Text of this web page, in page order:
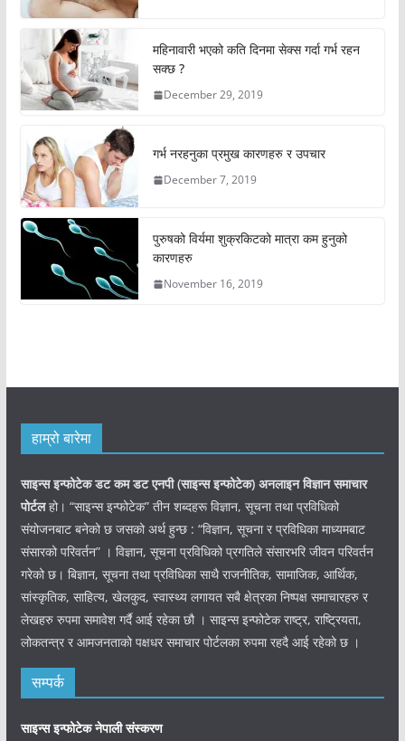
महिनावारी भएको कति दिनमा सेक्स गर्दा गर्भ रहन
सक्छ ?
December 29, 2019
गर्भ नरहनुका प्रमुख कारणहरु र उपचार
December 7, 2019
पुरुषको विर्यमा शुक्रकिटको मात्रा कम हुनुको
कारणहरु
November 16, 2019
हाम्रो बारेमा
साइन्स इन्फोटेक डट कम डट एनपी (साइन्सइन्फोटेक) अनलाइन विज्ञान समाचार
पोर्टलहो। “साइन्स इन्फोटेक” तीन शब्दहरू विज्ञान, सूचना तथा प्रविधिको
संयोजनबाट बनेको छ जसको अर्थ हुन्छ : “विज्ञान, सूचना र प्रविधिका माध्यमबाट
संसारको परिवर्तन” । विज्ञान, सूचना प्रविधिको प्रगतिले संसारभरि जीवन परिवर्तन
गरेको छ। बिज्ञान, सूचना तथा प्रविधिका साथै राजनीतिक, सामाजिक, आर्थिक,
सांस्कृतिक, साहित्य, खेलकुद, स्वास्थ्य लगायत सबै क्षेत्रका निष्पक्ष समाचारहरु र
लेखहरु रुपमा समावेश गर्दै आई रहेका छौ । साइन्स इन्फोटेक राष्ट्र, राष्ट्रियता,
लोकतन्त्र र आमजनताको पक्षधर समाचार पोर्टलका रुपमा रहदै आई रहेको छ ।
सम्पर्क
साइन्स इन्फोटेक नेपाली संस्करण